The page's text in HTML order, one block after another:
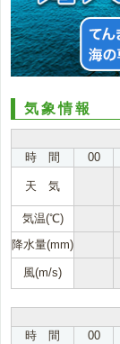
気象情報
時 間
00
天 気
気温(℃)
降水量(mm)
風(m/s)
時 間
00